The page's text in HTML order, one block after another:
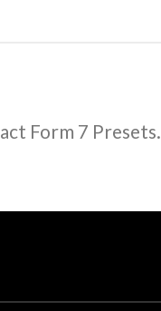
Form 7 Presets.